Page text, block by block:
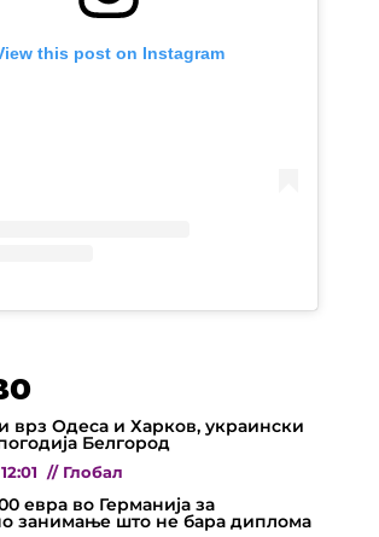
this post on Instagram
врз Одеса и Харков, украински
Белгород
12:01 // Глобал
евра во Германија за
занимање што не бара диплома